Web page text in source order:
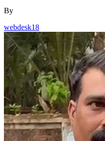
By
webdesk18